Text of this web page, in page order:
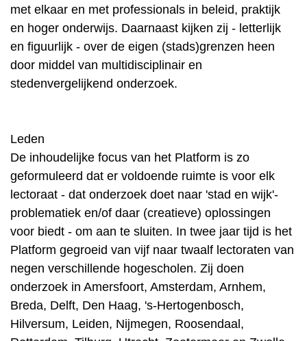
met elkaar en met professionals in beleid, praktijk
en hoger onderwijs. Daarnaast kijken zij - letterlijk
en figuurlijk - over de eigen (stads)grenzen heen
door middel van multidisciplinair en
stedenvergelijkend onderzoek.
Leden
De inhoudelijke focus van het Platform is zo
geformuleerd dat er voldoende ruimte is voor elk
lectoraat - dat onderzoek doet naar 'stad en wijk'-
problematiek en/of daar (creatieve) oplossingen
voor biedt - om aan te sluiten. In twee jaar tijd is het
Platform gegroeid van vijf naar twaalf lectoraten van
negen verschillende hogescholen. Zij doen
onderzoek in Amersfoort, Amsterdam, Arnhem,
Breda, Delft, Den Haag, 's-Hertogenbosch,
Hilversum, Leiden, Nijmegen, Roosendaal,